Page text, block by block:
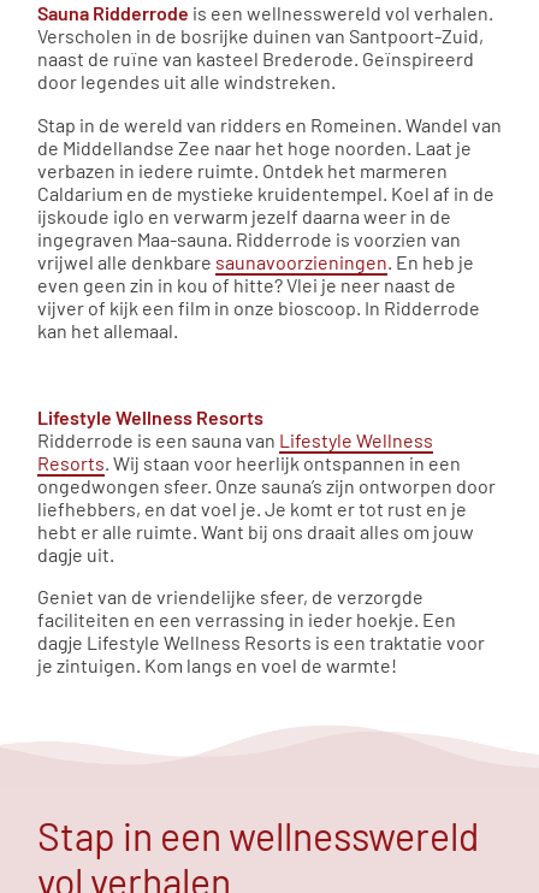
Sauna Ridderrode is een wellnesswereld vol verhalen.
Verscholen in de bosrijke duinen van Santpoort-Zuid,
naast de ruïne van kasteel Brederode. Geïnspireerd
door legendes uit alle windstreken.
Stap in de wereld van ridders en Romeinen. Wandel van
de Middellandse Zee naar het hoge noorden. Laat je
verbazen in iedere ruimte. Ontdek het marmeren
Caldarium en de mystieke kruidentempel. Koel af in de
ijskoude iglo en verwarm jezelf daarna weer in de
ingegraven Maa-sauna. Ridderrode is voorzien van
vrijwel alle denkbare saunavoorzieningen. En heb je
even geen zin in kou of hitte? Vlei je neer naast de
vijver of kijk een film in onze bioscoop. In Ridderrode
kan het allemaal.
Lifestyle Wellness Resorts
Ridderrode is een sauna van Lifestyle Wellness
Resorts . Wij staan voor heerlijk ontspannen in een
ongedwongen sfeer. Onze sauna’s zijn ontworpen door
liefhebbers, en dat voel je. Je komt er tot rust en je
hebt er alle ruimte. Want bij ons draait alles om jouw
dagje uit.
Geniet van de vriendelijke sfeer, de verzorgde
faciliteiten en een verrassing in ieder hoekje. Een
dagje Lifestyle Wellness Resorts is een traktatie voor
je zintuigen. Kom langs en voel de warmte!
Stap in een wellnesswereld
vol verhalen